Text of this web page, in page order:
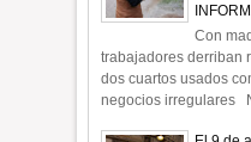
Con
trabajadores derriban
dos cuartos usados
negocios irregulares